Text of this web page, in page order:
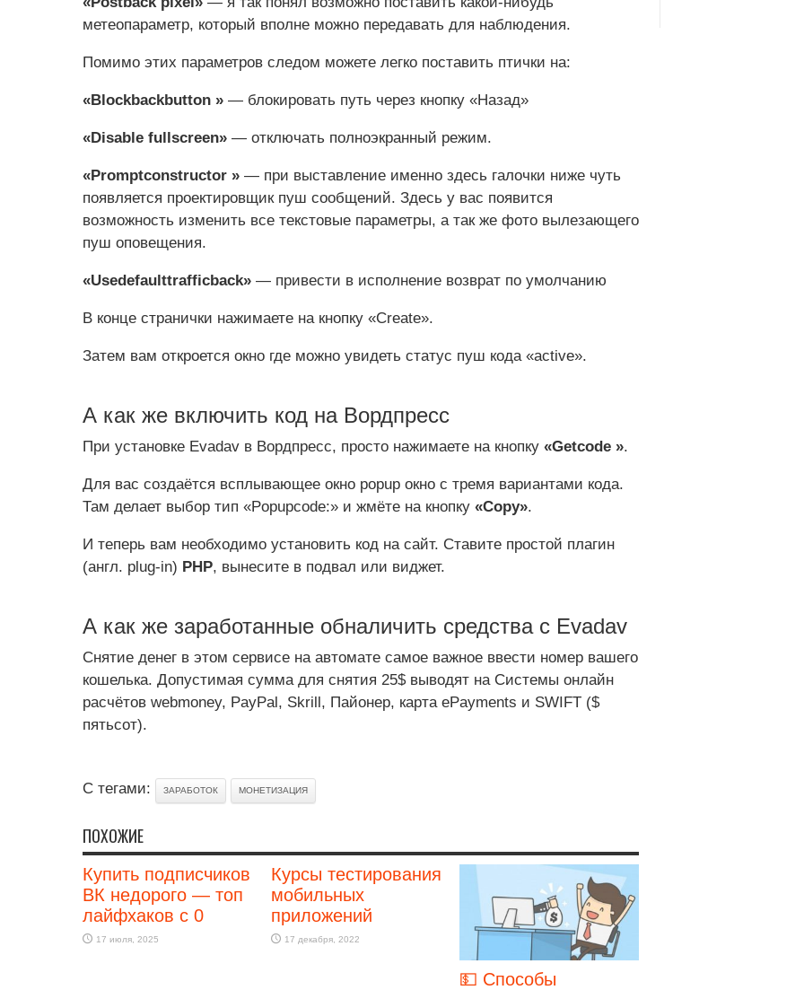
метеопараметр, который вполне можно передавать для наблюдения.
Помимо этих параметров следом можете легко поставить птички на:
«Blockbackbutton » — блокировать путь через кнопку «Назад»
«Disable fullscreen» — отключать полноэкранный режим.
«Promptconstructor » — при выставление именно здесь галочки ниже чуть
появляется проектировщик пуш сообщений. Здесь у вас появится
возможность изменить все текстовые параметры, а так же фото вылезающего
пуш оповещения.
«Usedefaulttrafficback» — привести в исполнение возврат по умолчанию
В конце странички нажимаете на кнопку «Create».
Затем вам откроется окно где можно увидеть статус пуш кода «active».
А как же включить код на Вордпресс
При установке Evadav в Вордпресс, просто нажимаете на кнопку «Getcode ».
Для вас создаётся всплывающее окно popup окно с тремя вариантами кода.
Там делает выбор тип «Popupcode:» и жмёте на кнопку «Copy».
И теперь вам необходимо установить код на сайт. Ставите простой плагин
(англ. plug-in) PHP, вынесите в подвал или виджет.
А как же заработанные обналичить средства с Evadav
Снятие денег в этом сервисе на автомате самое важное ввести номер вашего
кошелька. Допустимая сумма для снятия 25$ выводят на Системы онлайн
расчётов webmoney, PayPal, Skrill, Пайонер, карта ePayments и SWIFT ($
пятьсот).
С тегами: ЗАРАБОТОК МОНЕТИЗАЦИЯ
ПОХОЖИЕ
Купить подписчиков
ВК недорого — топ
лайфхаков с 0
17 июля, 2025
Курсы тестирования
мобильных
приложений
17 декабря, 2022
💵 Способы